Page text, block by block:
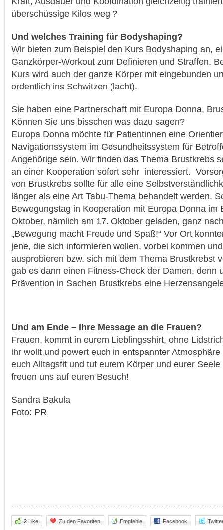
überschüssige Kilos weg ?
Und welches Training für Bodyshaping?
Wir bieten zum Beispiel den Kurs Bodyshaping an,
Ganzkörper-Workout zum Definieren und Straffen.
Kurs wird auch der ganze Körper mit eingebunden
ordentlich ins Schwitzen (lacht).
Sie haben eine Partnerschaft mit Europa Donna,
Können Sie uns bisschen was dazu sagen?
Europa Donna möchte für Patientinnen eine
Navigationssystem im Gesundheitssystem für
Angehörige sein. Wir finden das Thema Brustkrebs
an einer Kooperation sofort sehr interessiert.
von Brustkrebs sollte für alle eine
länger als eine Art Tabu-Thema behandelt werden.
Bewegungstag in Kooperation mit Europa Donna im
Oktober, nämlich am 17. Oktober geladen, ganz
„Bewegung macht Freude und Spaß!“ Vor Ort
jene, die sich informieren wollen, vorbei kommen
ausprobieren bzw. sich mit dem Thema Brustkrebst
gab es dann einen Fitness-Check der Damen, denn
Prävention in Sachen Brustkrebs eine
Und am Ende – Ihre Message an die Frauen?
Frauen, kommt in eurem Lieblingsshirt, ohne
ihr wollt und powert euch in entspannter
euch Alltagsfit und tut eurem Körper und eurer
freuen uns auf euren Besuch!
Sandra Bakula
Foto: PR
2Like Zu den Favoriten Empfehle Facebook Twitter